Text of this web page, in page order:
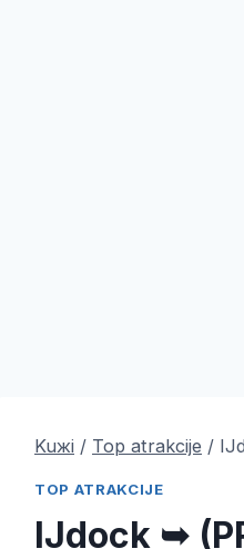
Kuжi / Top atrakcije /
TOP ATRAKCIJE
IJdock ➥